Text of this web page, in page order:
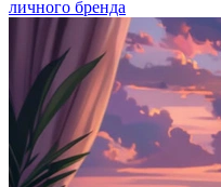
личного бренда